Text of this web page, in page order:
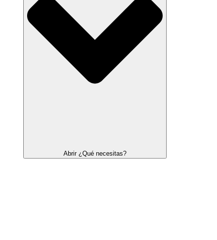
Abrir ¿Qué necesitas?